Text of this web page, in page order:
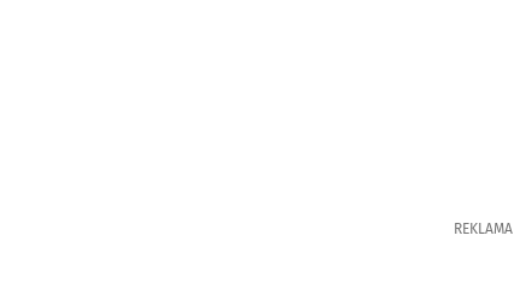
REKLAMA